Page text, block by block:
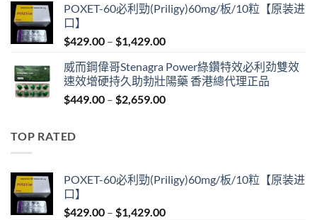
$439.00
$2,629.00
POXET-60必利勁(Priligy)60mg/板/10粒【原装进
口】
$429.00 – $1,429.00Price
$429.00
through
$1,429.00
威而鋼偉哥Stenagra Power綠鑽特效必利劲雙效
速效增硬持久助勃壯陽藥 香港總代理正品
$449.00 – $2,659.00Price
TOP RATED
POXET-60必利勁(Priligy)60mg/板/10粒【原装进
口】
$429.00 – $1,429.00Price